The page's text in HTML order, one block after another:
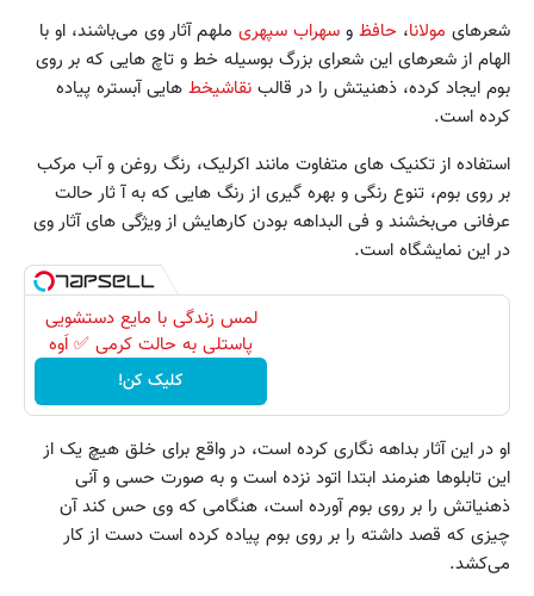
شعرهای مولانا، حافظ و سهراب سپهری ملهم آثار وی می‌باشند، او با
الهام از شعرهای این شعرای بزرگ بوسیله خط و تاچ هایی که بر روی
بوم ایجاد کرده، ذهنیتش را در قالب نقاشیخط هایی آبستره پیاده
کرده است.
استفاده از تکنیک های متفاوت مانند اکرلیک، رنگ روغن و آب مرکب
بر روی بوم، تنوع رنگی و بهره گیری از رنگ هایی که به آ ثار حالت
عرفانی می‌بخشند و فی البداهه بودن کارهایش از ویژگی های آثار وی
در این نمایشگاه است.
لمس زندگی با مایع دستشویی
پاستلی به حالت کرمی ✅ اَوه
کلیک کن!
او در این آثار بداهه نگاری کرده است، در واقع برای خلق هیچ یک از
این تابلوها هنرمند ابتدا اتود نزده است و به صورت حسی و آنی
ذهنیاتش را بر روی بوم آورده است، هنگامی که وی حس کند آن
چیزی که قصد داشته را بر روی بوم پیاده کرده است دست از کار
می‌کشد.